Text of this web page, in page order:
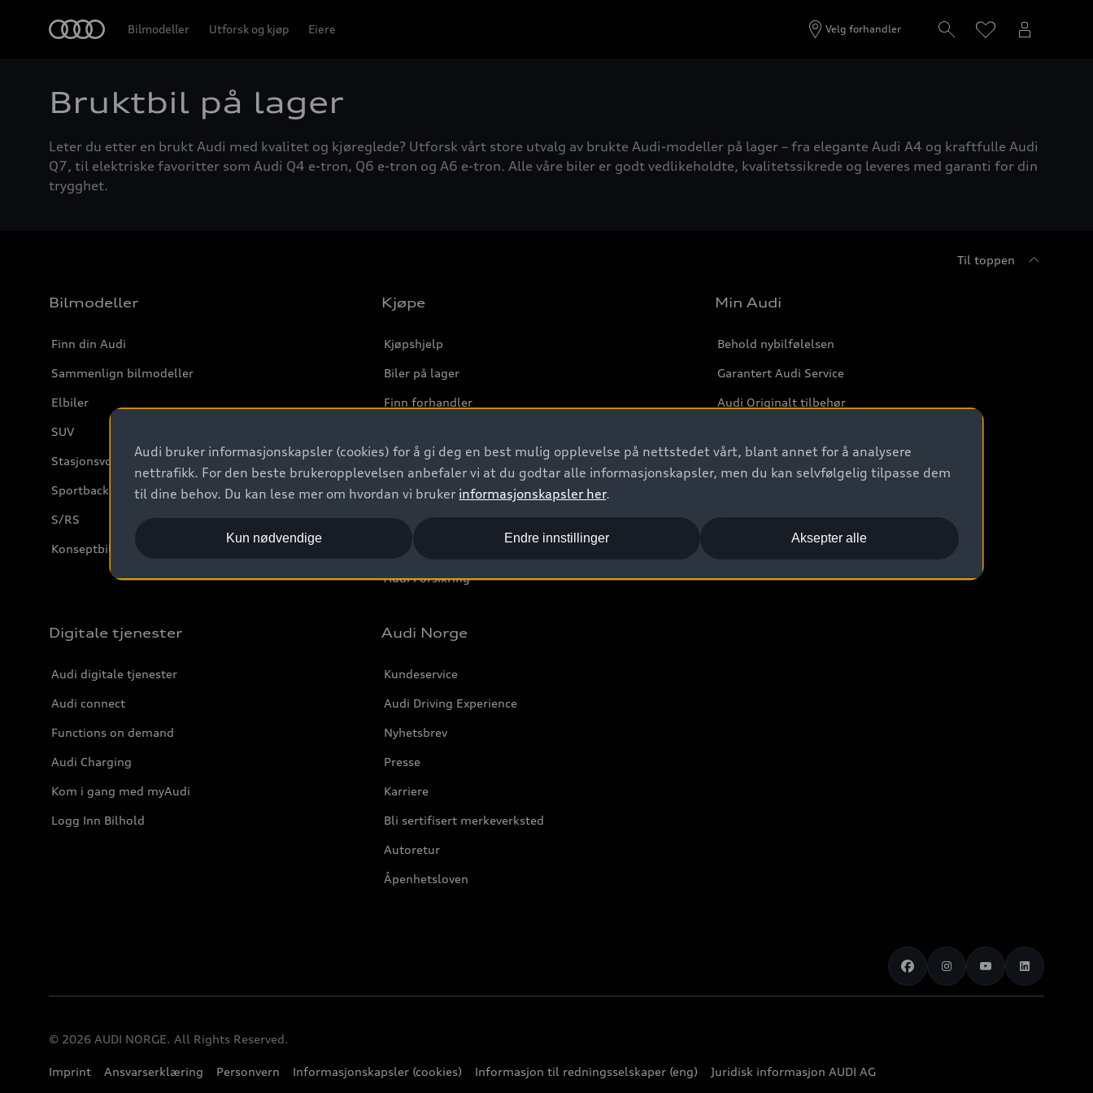
Bilmodeller Utforsk og kjøp Eiere Velg forhandler
Bruktbil på lager
Leter du etter en brukt Audi med kvalitet og kjøreglede? Utforsk vårt store utvalg av brukte Audi-modeller på lager – fra elegante Audi A4 og kraftfulle Audi
Q7, til elektriske favoritter som Audi Q4 e-tron, Q6 e-tron og A6 e-tron. Alle våre biler er godt vedlikeholdte, kvalitetssikrede og leveres med garanti for din
trygghet.
Til toppen
Bilmodeller
Finn din Audi
Sammenlign bilmodeller
Elbiler
SUV
Stasjonsvogn
Sportback
S/RS
Konseptbiler og prototyper
Kjøpe
Kjøpshjelp
Biler på lager
Finn forhandler
Kontakt forhandler
Prislister
Leasing
Bilgarantier
Audi Forsikring
Min Audi
Behold nybilfølelsen
Garantert Audi Service
Audi Originalt tilbehør
Digitale tjenester
Audi digitale tjenester
Audi connect
Functions on demand
Audi Charging
Kom i gang med myAudi
Logg Inn Bilhold
Audi Norge
Kundeservice
Audi Driving Experience
Nyhetsbrev
Presse
Karriere
Bli sertifisert merkeverksted
Autoretur
Åpenhetsloven
© 2026 AUDI NORGE. All Rights Reserved.
Imprint Ansvarserklæring Personvern Informasjonskapsler (cookies) Informasjon til redningsselskaper (eng) Juridisk informasjon AUDI AG
Audi bruker informasjonskapsler (cookies) for å gi deg en best mulig opplevelse på nettstedet vårt, blant annet for å analysere
nettrafikk. For den beste brukeropplevelsen anbefaler vi at du godtar alle informasjonskapsler, men du kan selvfølgelig tilpasse dem
til dine behov. Du kan lese mer om hvordan vi bruker informasjonskapsler her.
Aksepter alle
Kun nødvendige Endre innstillinger